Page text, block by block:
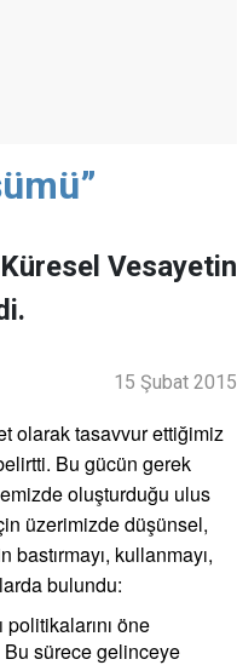
Vesayetin
15 Şubat 2015
olarak tasavvur ettiğimiz
Bu gücün gerek
oluşturduğu ulus
üzerimizde düşünsel,
kullanmayı,
bulundu:
politikalarını öne
Bu sürece gelinceye